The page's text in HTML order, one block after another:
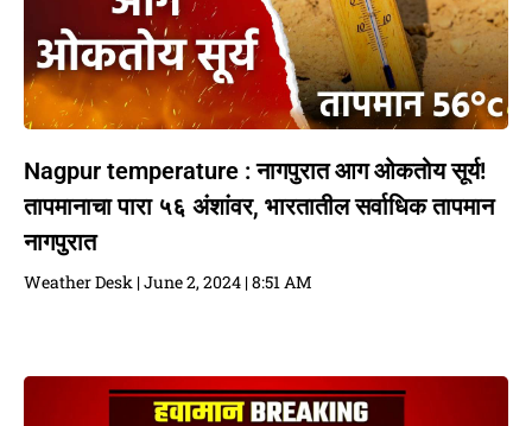
Nagpur temperature : नागपुरात आग ओकतोय सूर्य!
तापमानाचा पारा ५६ अंशांवर, भारतातील सर्वाधिक तापमान
नागपुरात
Weather Desk June 2, 2024 8:51 AM